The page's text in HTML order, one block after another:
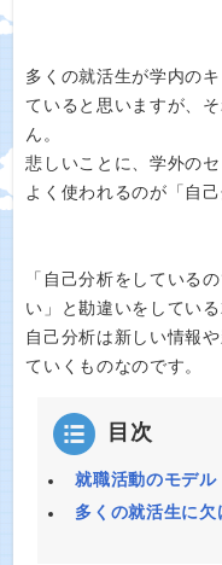
多くの就活生が学内の
ていると思いますが、
ん。
悲しいことに、学外の
よく使われるのが「自己
「自己分析をしている
い」と勘違いをしてい
自己分析は新しい情報
ていくものなのです。
目次
就職活動のモデル
多くの就活生に欠